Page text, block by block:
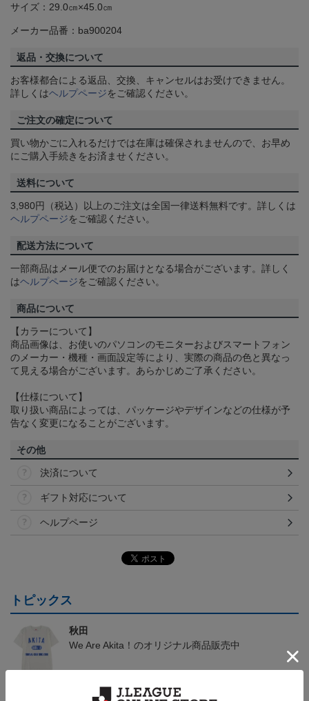
サイズ：29.0㎝×45.0㎝
メーカー品番：ba900204
返品・交換について
お客様都合による返品、交換、キャンセルはお受けできません。
詳しくはヘルプページをご確認ください。
ご注文の確定について
買い物かごに入れるだけでは在庫は確保されませんので、お早め
にご購入手続きをお済ませください。
送料について
3,980円（税込）以上のご注文は全国一律送料無料です。詳しくは
ヘルプページをご確認ください。
配送方法について
一部商品はメール便でのお届けとなる場合がございます。詳しく
はヘルプページをご確認ください。
商品について
【カラーについて】
商品画像は、お使いのパソコンのモニターおよびスマートフォン
のメーカー・機種・画面設定等により、実際の商品の色と異なっ
て見える場合がございます。あらかじめご了承ください。
【仕様について】
取り扱い商品によっては、パッケージやデザインなどの仕様が予
告なく変更になることがございます。
その他
決済について
ギフト対応について
ヘルプページ
トピックス
秋田
We Are Akita！のオリジナル商品販売中